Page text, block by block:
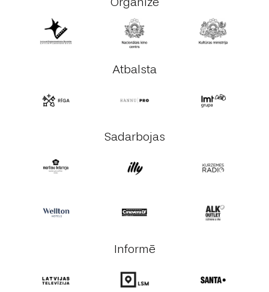
Atbalsta
Sadarbojas
Informē